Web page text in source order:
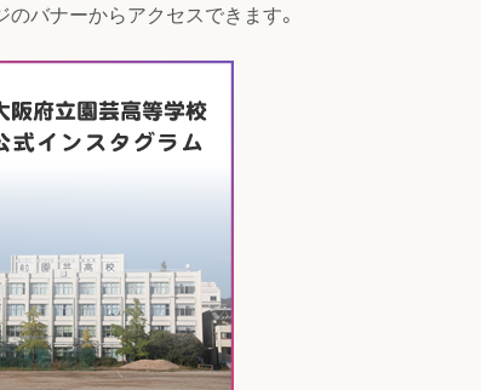
のバナーからアクセスできます。